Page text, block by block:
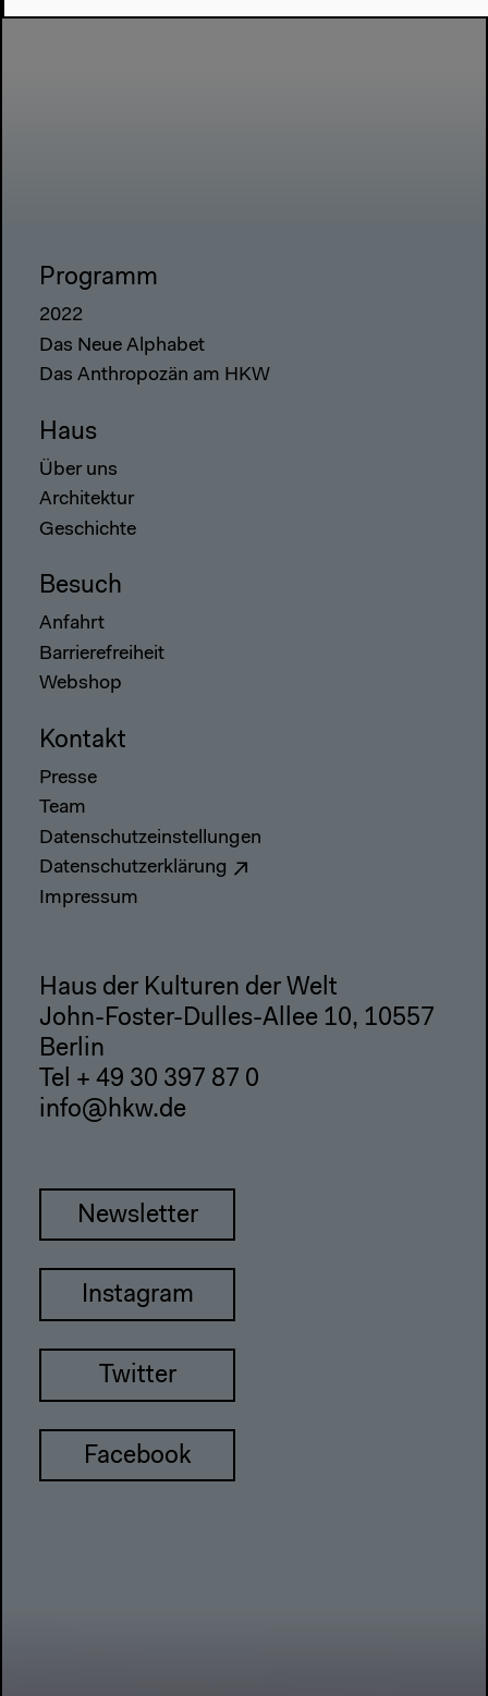
Programm
2022
Das Neue Alphabet
Das Anthropozän am HKW
Haus
Über uns
Architektur
Geschichte
Besuch
Anfahrt
Barrierefreiheit
Webshop
Kontakt
Presse
Team
Datenschutzeinstellungen
Datenschutzerklärung
Impressum
Haus der Kulturen der Welt
John-Foster-Dulles-Allee 10, 10557
Berlin
Tel + 49 30 397 87 0
info@hkw.de
Newsletter
Instagram
Twitter
Facebook